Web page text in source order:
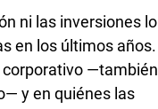
ni las inversiones lo
en los últimos años.
corporativo —también
y en quiénes las